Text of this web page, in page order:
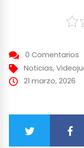
0 Comentarios
Noticias,
21 marzo, 2026